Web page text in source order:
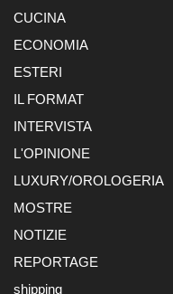
CUCINA
ECONOMIA
ESTERI
IL FORMAT
INTERVISTA
L'OPINIONE
LUXURY/OROLOGERIA
MOSTRE
NOTIZIE
REPORTAGE
shipping